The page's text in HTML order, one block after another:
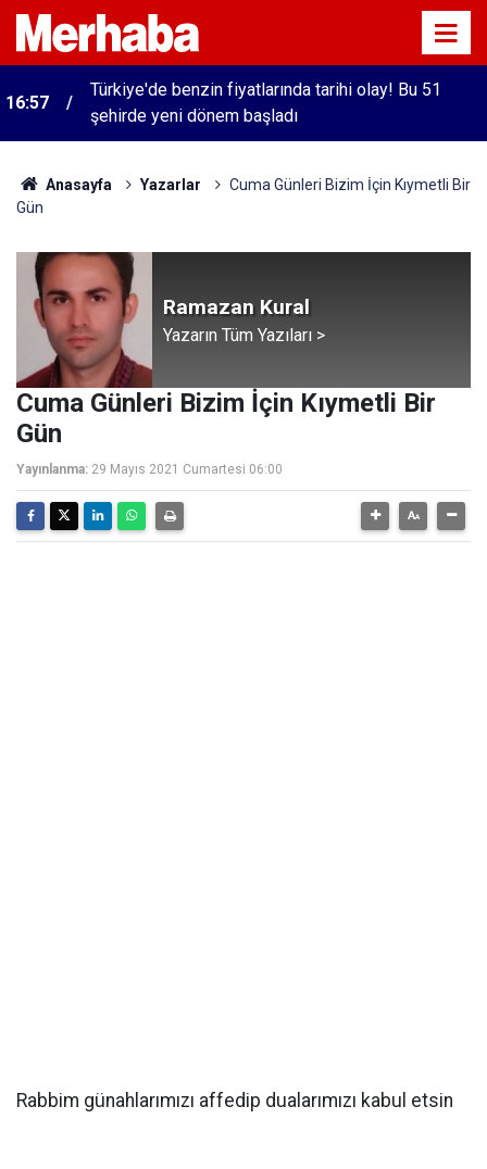
16:57
Türkiye'de benzin fiyatlarında tarihi olay! Bu 51
şehirde yeni dönem başladı
Anasayfa Yazarlar
Cuma Günleri Bizim İçin Kıymetli Bir
Gün
Ramazan Kural
Yazarın Tüm Yazıları >
Cuma Günleri Bizim İçin Kıymetli Bir
Gün
Yayınlanma: 29 Mayıs 2021 Cumartesi 06:00
Rabbim günahlarımızı affedip dualarımızı kabul etsin